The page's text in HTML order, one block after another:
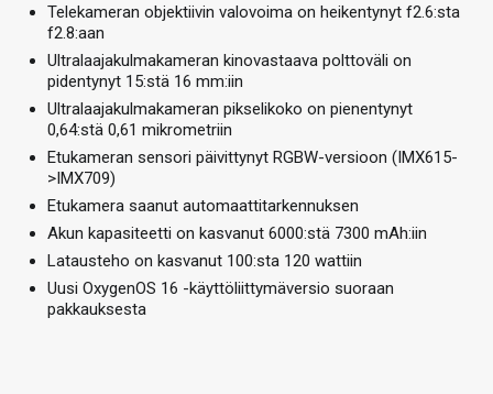
Telekameran objektiivin valovoima on heikentynyt f2.6:sta
f2.8:aan
Ultralaajakulmakameran kinovastaava polttoväli on
pidentynyt 15:stä 16 mm:iin
Ultralaajakulmakameran pikselikoko on pienentynyt
0,64:stä 0,61 mikrometriin
Etukameran sensori päivittynyt RGBW-versioon (IMX615-
>IMX709)
Etukamera saanut automaattitarkennuksen
Akun kapasiteetti on kasvanut 6000:stä 7300 mAh:iin
Latausteho on kasvanut 100:sta 120 wattiin
Uusi OxygenOS 16 -käyttöliittymäversio suoraan
pakkauksesta